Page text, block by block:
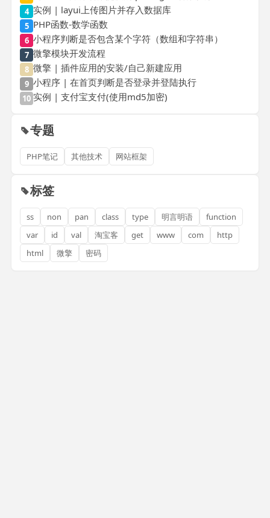
4 实例 | layui上传图片并存入数据库
5 PHP函数-数学函数
6 小程序判断是否包含某个字符（数组和字符串）
7 微擎模块开发流程
8 微擎 | 插件应用的安装/自己新建应用
9 小程序 | 在首页判断是否登录并登陆执行
10 实例 | 支付宝支付(使用md5加密)
专题
PHP笔记 其他技术 网站框架
标签
ss non pan class type 明言明语
function
var
id val 淘宝客 get www com
http
html
微擎 密码